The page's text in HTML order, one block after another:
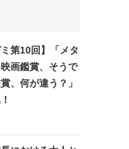
ミ第10回】「メタ
画鑑賞、そうで
、何が違う？」